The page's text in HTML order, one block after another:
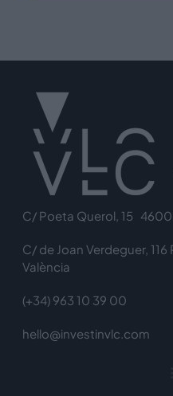
C/ Poeta Querol, 15
C/ de Joan Verdeguer,
València
(+34) 963 10 39 00
hello@investinvlc.com